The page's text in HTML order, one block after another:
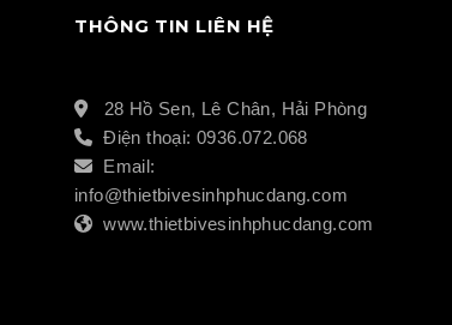
THÔNG TIN LIÊN HỆ
28 Hồ Sen, Lê Chân, Hải Phòng
Điện thoại: 0936.072.068
Email:
info@thietbivesinhphucdang.com
www.thietbivesinhphucdang.com